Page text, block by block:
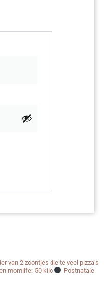
van 2 zoontjes die te veel pizza’s
momlife:-50 kilo
Postnatale